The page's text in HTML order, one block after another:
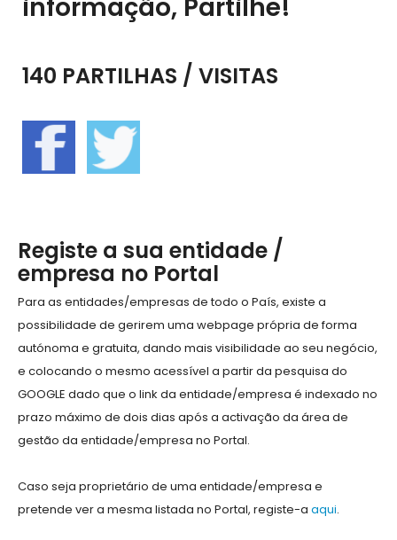
informação, Partilhe!
140 PARTILHAS / VISITAS
Registe a sua entidade /
empresa no Portal
Para as entidades/empresas de todo o País, existe a
possibilidade de gerirem uma webpage própria de forma
autónoma e gratuita, dando mais visibilidade ao seu negócio,
e colocando o mesmo acessível a partir da pesquisa do
GOOGLE dado que o link da entidade/empresa é indexado no
prazo máximo de dois dias após a activação da área de
gestão da entidade/empresa no Portal.
Caso seja proprietário de uma entidade/empresa e
pretende ver a mesma listada no Portal, registe-a aqui.